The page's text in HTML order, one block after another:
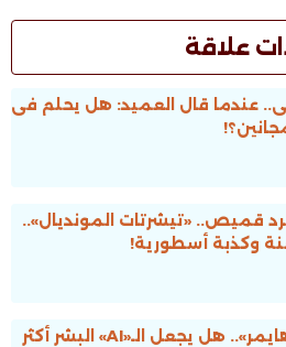
علاقة
عندما قال العميد: هل يحلم فى
قميص.. «تيشرتات المونديال»..
وكذبة أسطورية!
نهايته «ألزهايمر».. هل يجعل الـ«AI» البشر أكثر